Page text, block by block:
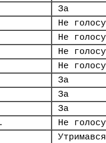
За
Не
Не
Не
Не
За
За
За
Не
Утримався